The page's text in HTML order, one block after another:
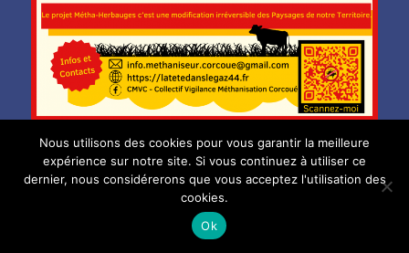
Publié
le
1 septembre 2022 Catégories
agriculture,luttes,methanisation
Corcoué,Corcoué sur Logne,méthanisation
Laisser un
Méthanisation
Nous utilisons des cookies pour vous garantir la meilleure
expérience sur notre site. Si vous continuez à utiliser ce
dernier, nous considérerons que vous acceptez l'utilisation des
cookies.
Ok